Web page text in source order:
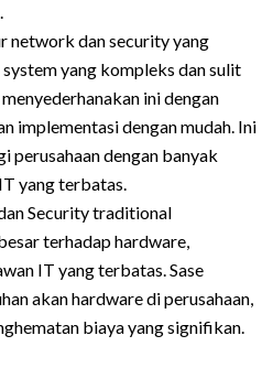
network dan security yang
yang kompleks dan sulit
ini dengan
implementasi dengan mudah. Ini
perusahaan dengan banyak
yang terbatas.
Security traditional
terhadap hardware,
IT yang terbatas. Sase
akan hardware di perusahaan,
biaya yang signifikan.